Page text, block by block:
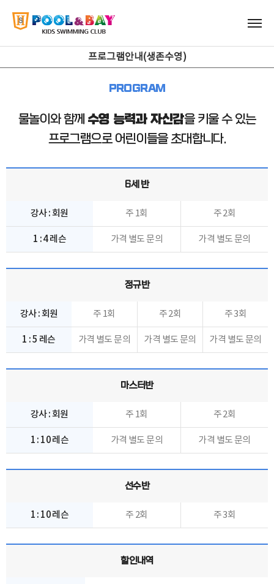
프로그램안내(생존수영)
PROGRAM
물놀이와 함께 수영 능력과 자신감을 키울 수 있는
프로그램으로 어린이들을 초대합니다.
6세 반
강사 : 회원 주 1회 주 2회
1 : 4 레슨 가격 별도 문의 가격 별도 문의
정규반
강사 : 회원 주 1회 주 2회 주 3회
1 : 5 레슨 가격 별도 문의 가격 별도 문의 가격 별도 문의
마스터반
강사 : 회원 주 1회 주 2회
1 : 10 레슨 가격 별도 문의 가격 별도 문의
선수반
1 : 10 레슨 주 2회 주 3회
할인내역